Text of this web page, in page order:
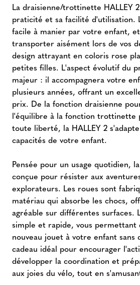
La draisienne/trottinette HALLEY
praticité et sa facilité d'utilisation.
facile à manier par votre enfant,
transporter aisément lors de vos
design attrayant en coloris rose
petites filles. L'aspect évolutif du
majeur : il accompagnera votre
plusieurs années, offrant un
prix. De la fonction draisienne
l'équilibre à la fonction trottinette
toute liberté, la HALLEY 2
capacités de votre enfant.
Pensée pour un usage quotidien,
conçue pour résister aux
explorateurs. Les roues sont
matériau qui absorbe les chocs,
agréable sur différentes surfaces.
simple et rapide, vous permettant
nouveau jouet à votre enfant sans
cadeau idéal pour encourager
développer la coordination et
aux joies du vélo, tout en